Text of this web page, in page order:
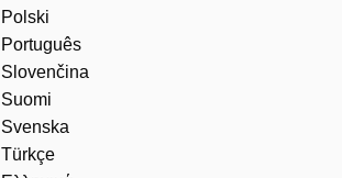
Polski
Português
Slovenčina
Suomi
Svenska
Türkçe